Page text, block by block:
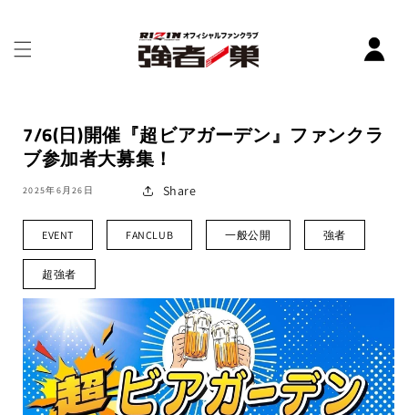
7/6(日)開催『超ビアガーデン』ファンクラ
ブ参加者大募集！
2025年6月26日 Share
EVENT FANCLUB 一般公開 強者
超強者